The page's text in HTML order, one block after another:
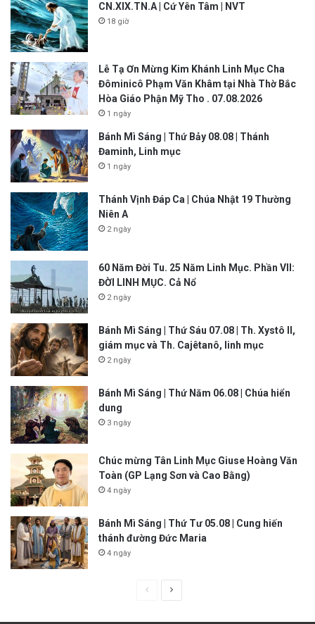
CN.XIX.TN.A | Cứ Yên Tâm | NVT
18 giờ
Lễ Tạ Ơn Mừng Kim Khánh Linh Mục Cha
Đôminicô Phạm Văn Khâm tại Nhà Thờ Bắc
Hòa Giáo Phận Mỹ Tho . 07.08.2026
1 ngày
Bánh Mì Sáng | Thứ Bảy 08.08 | Thánh
Đaminh, Linh mục
1 ngày
Thánh Vịnh Đáp Ca | Chúa Nhật 19 Thường
Niên A
2 ngày
60 Năm Đời Tu. 25 Năm Linh Mục. Phần VII:
ĐỜI LINH MỤC. Cả Nổ
2 ngày
Bánh Mì Sáng | Thứ Sáu 07.08 | Th. Xystô II,
giám mục và Th. Cajêtanô, linh mục
2 ngày
Bánh Mì Sáng | Thứ Năm 06.08 | Chúa hiển
dung
3 ngày
Chúc mừng Tân Linh Mục Giuse Hoàng Văn
Toàn (GP Lạng Sơn và Cao Bằng)
4 ngày
Bánh Mì Sáng | Thứ Tư 05.08 | Cung hiến
thánh đường Đức Maria
4 ngày